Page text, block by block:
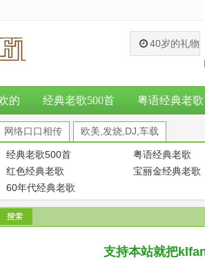
40岁的礼物
的 经典老歌500首 粤语经典老歌
网络口口相传 欧美,发烧,DJ,车载
经典老歌500首 粤语经典老歌
红色经典老歌 宝丽金经典老歌
60年代经典老歌
支持本站就把